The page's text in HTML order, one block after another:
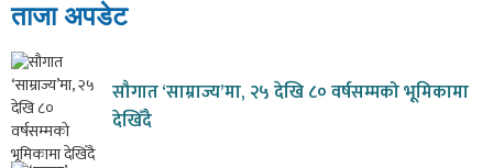
ताजा अपडेट
सौगात ‘साम्राज्य’मा, २५ देखि ८० वर्षसम्मको भूमिकामा
देखिँदै